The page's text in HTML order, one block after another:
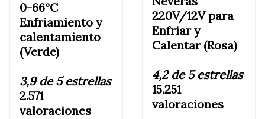
0-66°C
Enfriamiento y
calentamiento
(Verde)
3,9 de 5 estrellas
2.571
valoraciones
220V/12V para
Enfriar y
Calentar (Rosa)
4,2 de 5 estrellas
15.251
valoraciones